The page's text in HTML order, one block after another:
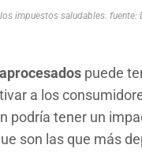
impuestos saludables. fuente:
puede
a los
podría tener un
son las que más